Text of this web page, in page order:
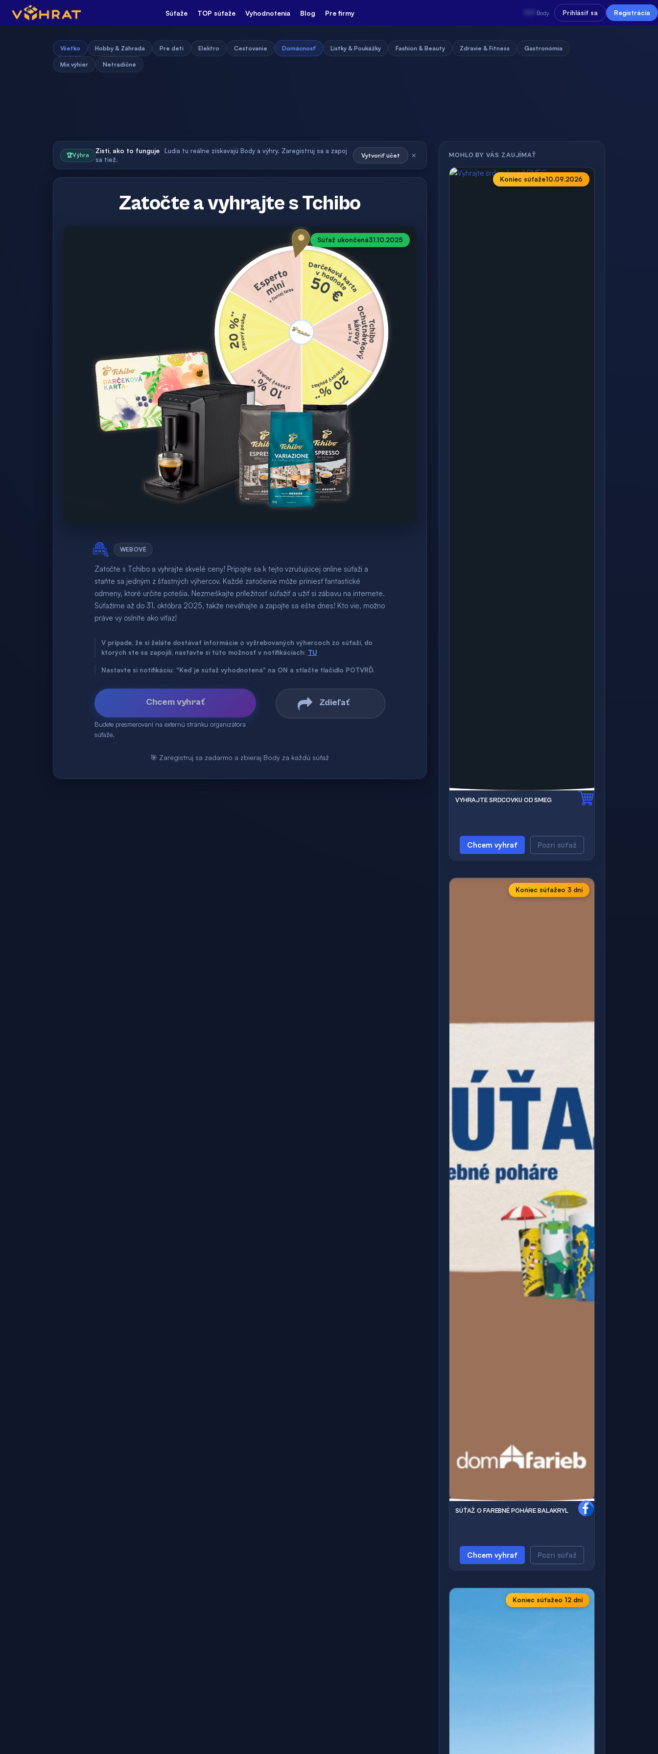
Súťaže TOP súťaže Vyhodnotenia Blog Pre firmy Body Prihlásiť sa Registrácia
Všetko Hobby & Záhrada Pre deti Elektro Cestovanie Domácnosť Lístky & Poukážky Fashion & Beauty Zdravie & Fitness Gastronómia
Mix výhier Netradičné
🏆Výhra
Zisti, ako to funguje
Ľudia tu reálne získavajú Body a výhry. Zaregistruj sa a zapoj
sa tiež.
Vytvoriť účet ×
Zatočte a vyhrajte s Tchibo
Súťaž ukončená31.10.2025
WEBOVÉ
Zatočte s Tchibo a vyhrajte skvelé ceny! Pripojte sa k tejto vzrušujúcej online súťaži a
staňte sa jedným z šťastných výhercov. Každé zatočenie môže priniesť fantastické
odmeny, ktoré určite potešia. Nezmeškajte príležitosť súťažiť a užiť si zábavu na internete.
Súťažíme až do 31. októbra 2025, takže neváhajte a zapojte sa ešte dnes! Kto vie, možno
práve vy oslníte ako víťaz!
V prípade, že si želáte dostávať informácie o vyžrebovaných výhercoch zo súťaží, do
ktorých ste sa zapojili, nastavte si túto možnosť v notifikáciach: TU
Nastavte si notifikáciu: "Keď je súťaž vyhodnotená" na ON a stlačte tlačidlo POTVRĎ.
Chcem vyhrať
Budete presmerovaní na externú stránku organizátora
súťaže.
Zdieľať
🎯 Zaregistruj sa zadarmo a zbieraj Body za každú súťaž
MOHLO BY VÁS ZAUJÍMAŤ
Koniec súťaže10.09.2026
VYHRAJTE SRDCOVKU OD SMEG
Chcem vyhrať Pozri súťaž
Koniec súťažeo 3 dni
SÚŤAŽ O FAREBNÉ POHÁRE BALAKRYL
Chcem vyhrať Pozri súťaž
Koniec súťažeo 12 dní